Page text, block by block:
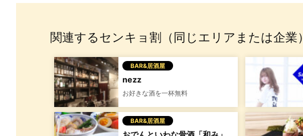
関連するセンキョ割（同じエリアまたは企業）
BAR&居酒屋
nezz
お好きな酒を一杯無料
BAR&居酒屋